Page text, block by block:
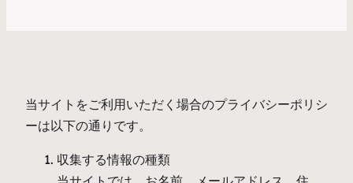
当サイトをご利用いただく場合のプライバシーポリシ
ーは以下の通りです。
収集する情報の種類